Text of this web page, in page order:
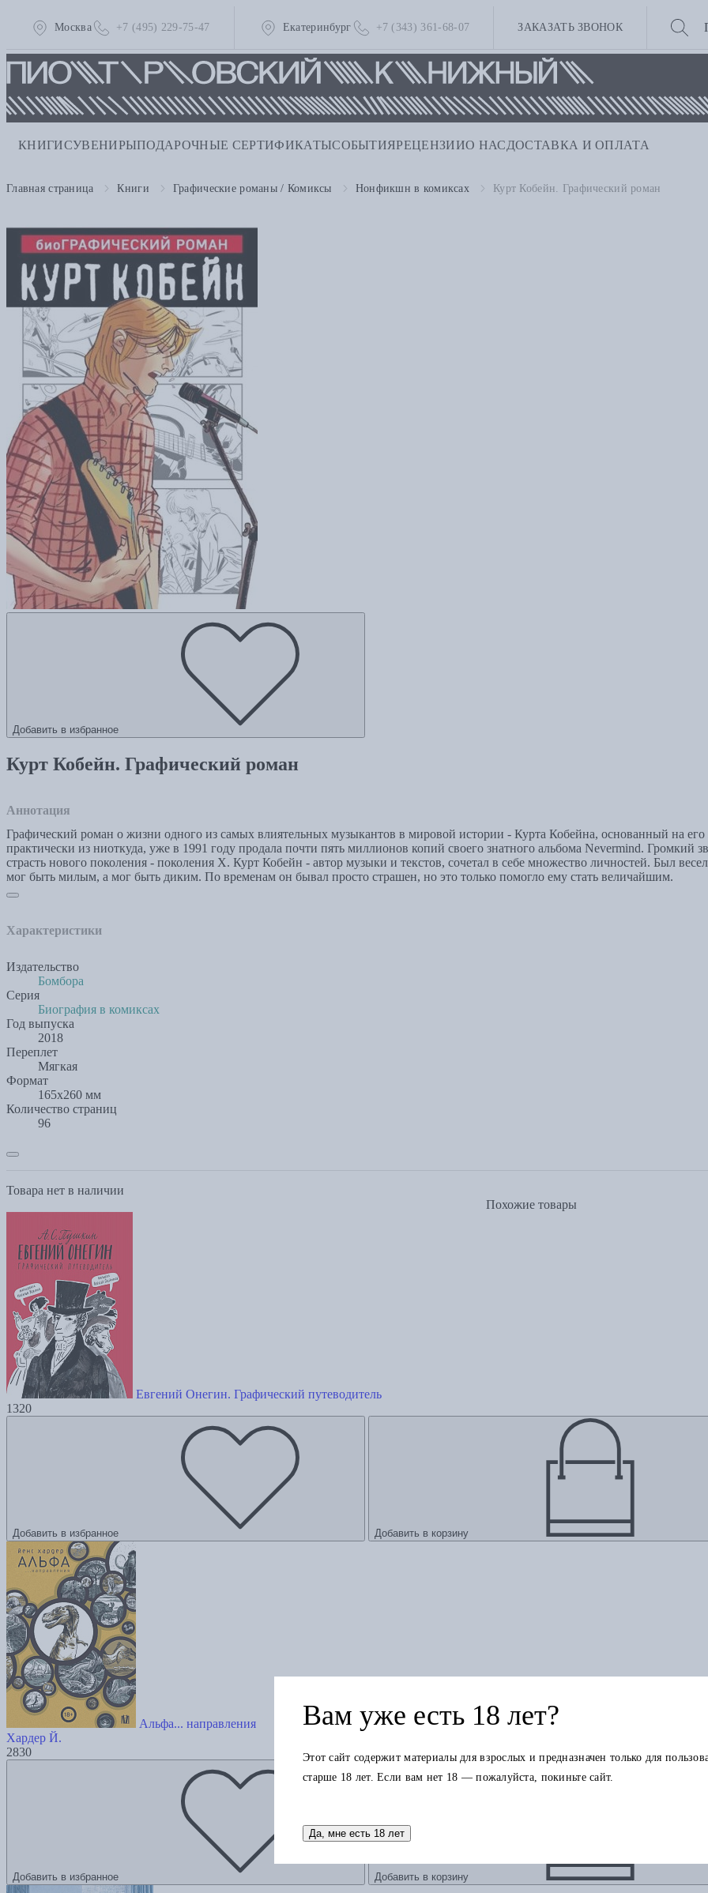
Москва +7 (495) 229-75-47 Екатеринбург +7 (343) 361-68-07 ЗАКАЗАТЬ ЗВОНОК
КНИГИСУВЕНИРЫПОДАРОЧНЫЕ СЕРТИФИКАТЫСОБЫТИЯРЕЦЕНЗИИО НАС ДОСТАВКА И ОПЛАТА
Главная страница Книги Графические романы / Комиксы Нонфикшн в комиксах Курт Кобейн. Графический роман
Добавить в избранное
Курт Кобейн. Графический роман
Аннотация
Графический роман о жизни одного из самых влиятельных музыкантов в мировой истории - Курта Кобейна, основанный на
практически из ниоткуда, уже в 1991 году продала почти пять миллионов копий своего знатного альбома Nevermind. Громкий
страсть нового поколения - поколения X. Курт Кобейн - автор музыки и текстов, сочетал в себе множество личностей. Был
мог быть милым, а мог быть диким. По временам он бывал просто страшен, но это только помогло ему стать величайшим.
Характеристики
Издательство
Бомбора
Серия
Биография в комиксах
Год выпуска
2018
Переплет
Мягкая
Формат
165x260 мм
Количество страниц
96
Товара нет в наличии
Похожие товары
Евгений Онегин. Графический путеводитель
1320
Добавить в избранное Добавить в корзину
Альфа... направления
Хардер Й.
2830
Добавить в избранное Добавить в корзину
Вам уже есть 18 лет?
Этот сайт содержит материалы для взрослых и предназначен только для
старше 18 лет. Если вам нет 18 — пожалуйста, покиньте сайт.
Да, мне есть 18 лет